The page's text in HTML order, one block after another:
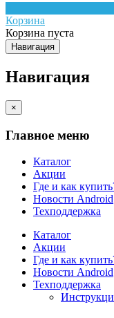
Корзина
Корзина пуста
Навигация
Навигация
×
Главное меню
Каталог
Акции
Где и как
Новости Android
Техподдержка
Каталог
Акции
Где и как
Новости Android
Техподдержка